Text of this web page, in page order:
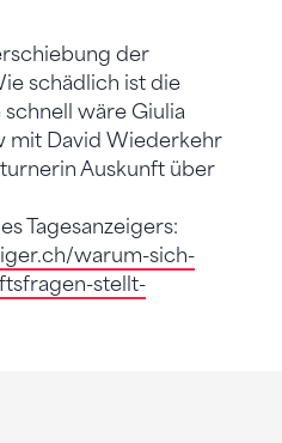
der
schädlich ist die
schnell wäre Giulia
mit David Wiederkehr
Auskunft über
Tagesanzeigers:
warum-sich-
stellt-